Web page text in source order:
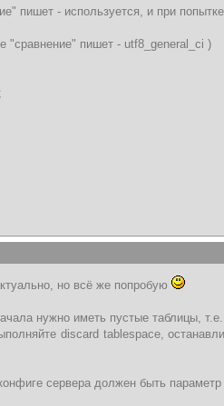
пишет - используется, и при
"сравнение" пишет - utf8_general_ci )
но всё же попробую
нужно иметь пустые таблицы,
discard tablespace,
сервера должен быть